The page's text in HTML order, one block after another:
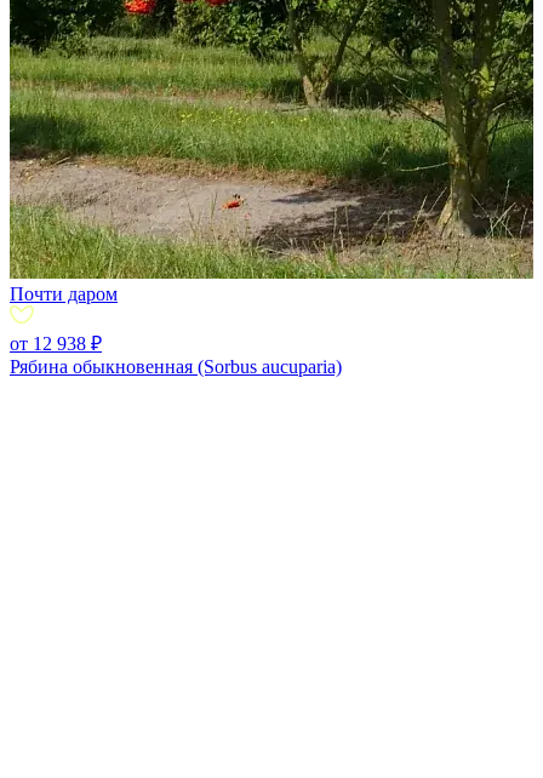
Почти даром
от 12 938 ₽
Рябина обыкновенная (Sorbus aucuparia)